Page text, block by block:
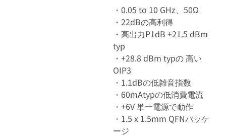
・0.05 to 10 GHz、50Ω
・22dBの高利得
・高出力P1dB +21.5 dBm
typ
・+28.8 dBm typの 高い
OIP3
・1.1dBの低雑音指数
・60mAtypの低消費電流
・+6V 単一電源で動作
・1.5 x 1.5mm QFNパッケ
ージ